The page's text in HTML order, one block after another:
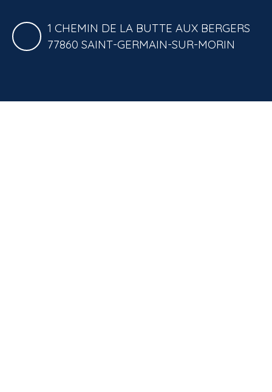
1 CHEMIN DE LA BUTTE AUX BERGERS
77860 SAINT-GERMAIN-SUR-MORIN